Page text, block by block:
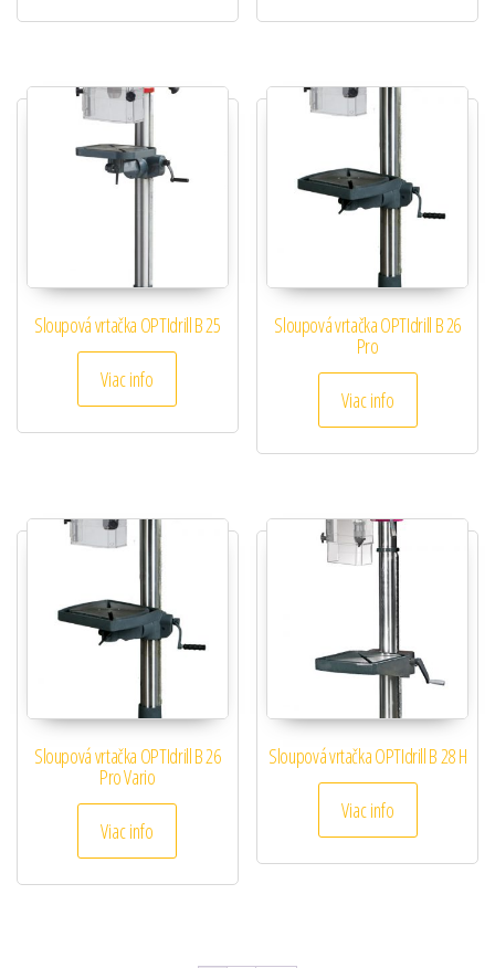
Sloupová vrtačka OPTIdrill B 25
Viac info
Sloupová vrtačka OPTIdrill B 26
Pro
Viac info
Sloupová vrtačka OPTIdrill B 26
Pro Vario
Viac info
Sloupová vrtačka OPTIdrill B 28 H
Viac info